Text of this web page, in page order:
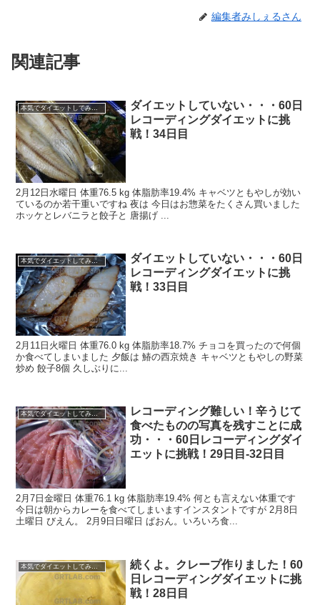
編集者みしぇるさん
関連記事
本気でダイエットしてみる60日間！
ダイエットしていない・・・60日
レコーディングダイエットに挑
戦！34日目
2月12日水曜日 体重76.5 kg 体脂肪率19.4% キャベツともやしが効い
ているのか若干重いですね 夜は 今日はお惣菜をたくさん買いました
ホッケとレバニラと餃子と 唐揚げ ...
本気でダイエットしてみる60日間！
ダイエットしていない・・・60日
レコーディングダイエットに挑
戦！33日目
2月11日火曜日 体重76.0 kg 体脂肪率18.7% チョコを買ったので何個
か食べてしまいました 夕飯は 鰆の西京焼き キャベツともやしの野菜
炒め 餃子8個 久しぶりに...
本気でダイエットしてみる60日間！
レコーディング難しい！辛うじて
食べたものの写真を残すことに成
功・・・60日レコーディングダイ
エットに挑戦！29日目-32日目
2月7日金曜日 体重76.1 kg 体脂肪率19.4% 何とも言えない体重です
今日は朝からカレーを食べてしまいますインスタントですが 2月8日
土曜日 びえん。 2月9日日曜日 ぱおん。いろいろ食...
本気でダイエットしてみる60日間！
続くよ。クレープ作りました！60
日レコーディングダイエットに挑
戦！28日目